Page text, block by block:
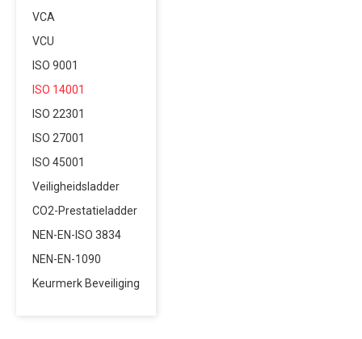
VCA
VCU
ISO 9001
ISO 14001
ISO 22301
ISO 27001
ISO 45001
Veiligheidsladder
CO2-Prestatieladder
NEN-EN-ISO 3834
NEN-EN-1090
Keurmerk Beveiliging